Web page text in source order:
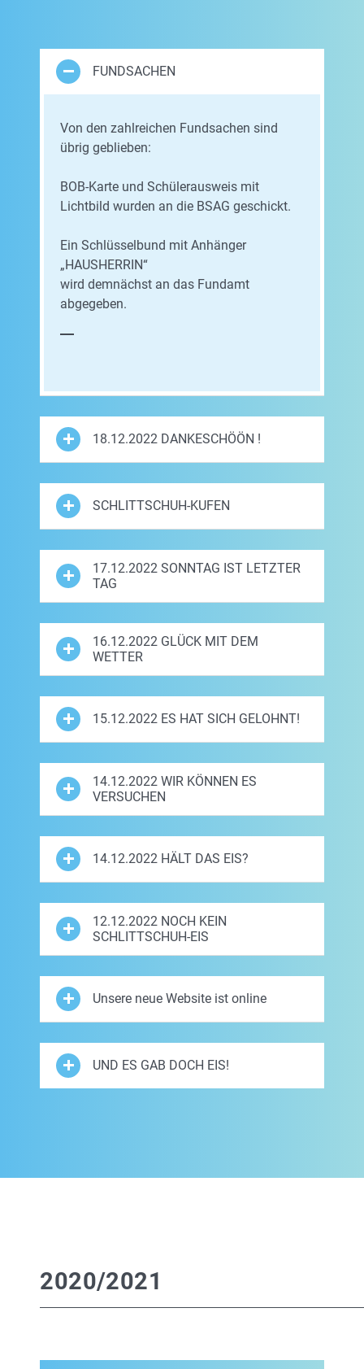
FUNDSACHEN
Von den zahlreichen Fundsachen sind
übrig geblieben:
BOB-Karte und Schülerausweis mit
Lichtbild wurden an die BSAG geschickt.
Ein Schlüsselbund mit Anhänger
„HAUSHERRIN“
wird demnächst an das Fundamt
abgegeben.
18.12.2022 DANKESCHÖÖN !
SCHLITTSCHUH-KUFEN
17.12.2022 SONNTAG IST LETZTER
TAG
16.12.2022 GLÜCK MIT DEM
WETTER
15.12.2022 ES HAT SICH GELOHNT!
14.12.2022 WIR KÖNNEN ES
VERSUCHEN
14.12.2022 HÄLT DAS EIS?
12.12.2022 NOCH KEIN
SCHLITTSCHUH-EIS
Unsere neue Website ist online
UND ES GAB DOCH EIS!
2020/2021